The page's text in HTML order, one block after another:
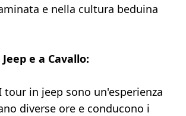
e nella cultura beduina
e a Cavallo:
tour in jeep sono un'esperienza
diverse ore e conducono i